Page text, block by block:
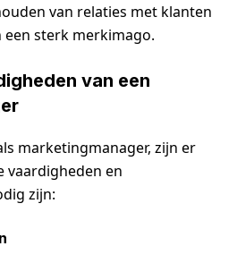
van relaties met klanten
sterk merkimago.
van een
marketingmanager, zijn er
vaardigheden en
zijn: